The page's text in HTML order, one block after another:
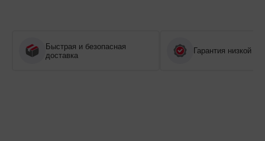
Быстрая и безопасная
доставка
Гарантия низкой